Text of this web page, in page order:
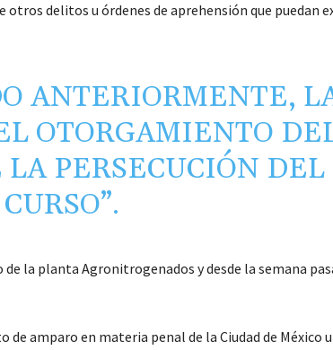
delitos u órdenes de aprehensión que puedan
ANTERIORMENTE,
OTORGAMIENTO
PERSECUCIÓN DEL
la planta Agronitrogenados y desde la semana
amparo en materia penal de la Ciudad de México